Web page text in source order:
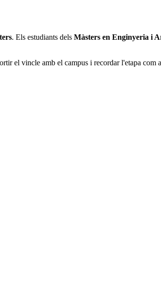
. Els estudiants dels Màsters en Enginyeria i
el vincle amb el campus i recordar l'etapa com